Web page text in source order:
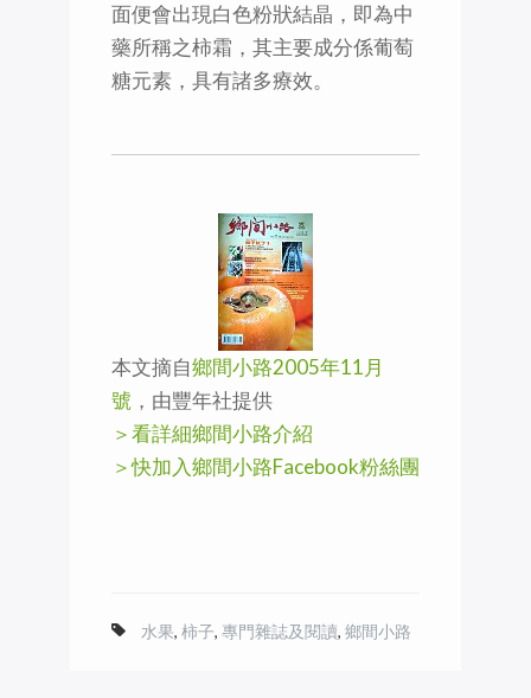
面便會出現白色粉狀結晶，即為中
藥所稱之柿霜，其主要成分係葡萄
糖元素，具有諸多療效。
本文摘自鄉間小路2005年11月
號 ，由豐年社提供
＞看詳細鄉間小路介紹
＞快加入鄉間小路Facebook粉絲團
水果, 柿子, 專門雜誌及閱讀, 鄉間小路